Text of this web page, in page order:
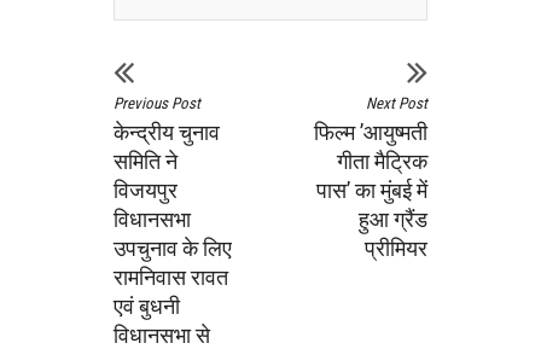
Previous Post
केन्द्रीय चुनाव
समिति ने
विजयपुर
विधानसभा
उपचुनाव के लिए
रामनिवास रावत
एवं बुधनी
विधानसभा से
Next Post
फिल्म ’आयुष्मती
गीता मैट्रिक
पास’ का मुंबई में
हुआ ग्रैंड
प्रीमियर